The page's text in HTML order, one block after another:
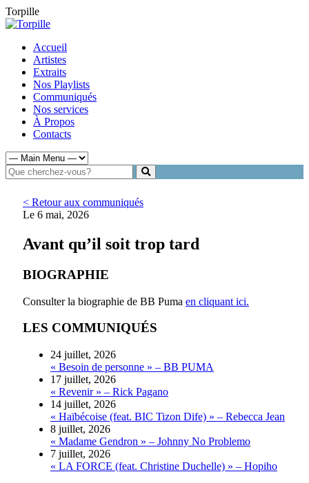
Torpille
Accueil
Artistes
Extraits
Nos Playlists
Communiqués
Nos services
À Propos
Contacts
< Retour aux communiqués
Le 6 mai, 2026
Avant qu’il soit trop tard
BIOGRAPHIE
Consulter la biographie de BB Puma en cliquant ici.
LES COMMUNIQUÉS
24 juillet, 2026
« Besoin de personne » – BB PUMA
17 juillet, 2026
« Revenir » – Rick Pagano
14 juillet, 2026
« Haïbécoise (feat. BIC Tizon Dife) » – Rebecca Jean
8 juillet, 2026
« Madame Gendron » – Johnny No Problemo
7 juillet, 2026
« LA FORCE (feat. Christine Duchelle) » – Hopiho